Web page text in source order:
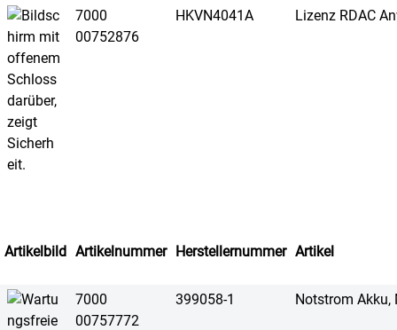
7000
00752876
HKVN4041A Lizenz RDAC
Artikelbild Artikelnummer Herstellernummer Artikel
7000
00757772
399058-1 Notstrom Akku,